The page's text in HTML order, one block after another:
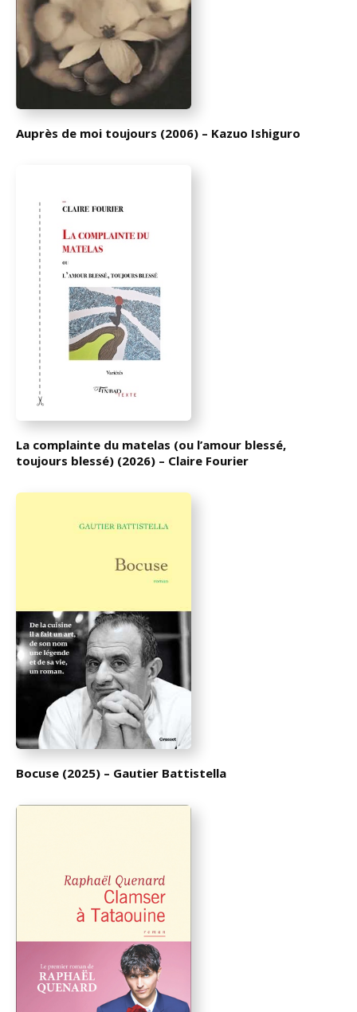
Auprès de moi toujours (2006) – Kazuo Ishiguro
La complainte du matelas (ou l’amour blessé,
toujours blessé) (2026) – Claire Fourier
Bocuse (2025) – Gautier Battistella